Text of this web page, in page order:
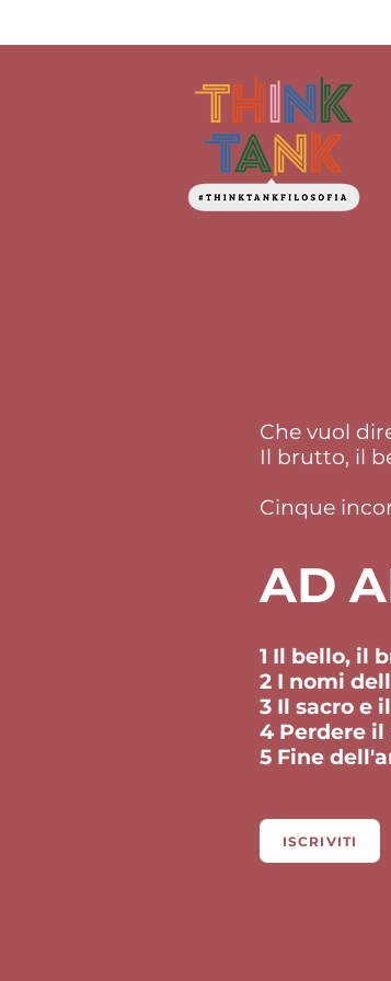
Che vuol
Il brutto, il
Cinque
AD
1 Il bello, il
2 I nomi
3 Il sacro e
4 Perdere
5 Fine
ISCRIVITI